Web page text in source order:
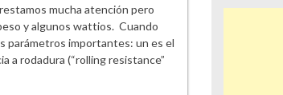
mucha atención pero
y algunos wattios. Cuando
parámetros importantes: un es el
a rodadura (“rolling resistance”